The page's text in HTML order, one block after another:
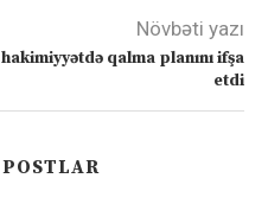
Növbəti yazı
qalma planını ifşa
etdi